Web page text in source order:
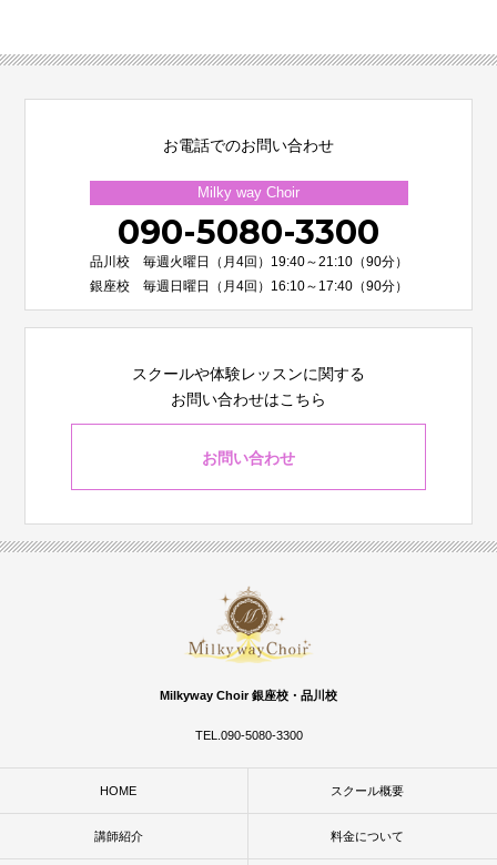
お電話でのお問い合わせ
Milky way Choir
090-5080-3300
品川校 毎週火曜日（月4回）19:40～21:10（90分）
銀座校 毎週日曜日（月4回）16:10～17:40（90分）
スクールや体験レッスンに関する
お問い合わせはこちら
お問い合わせ
Milkyway Choir 銀座校・品川校
TEL.090-5080-3300
HOME スクール概要
講師紹介 料金について